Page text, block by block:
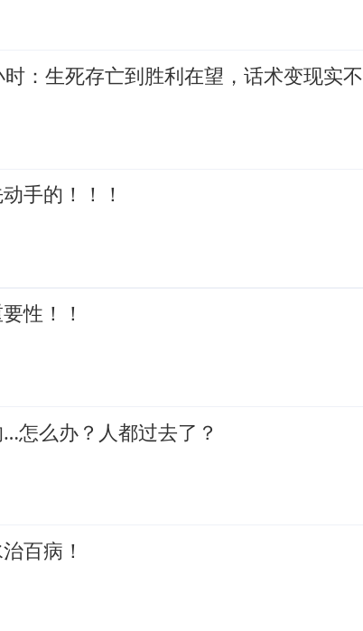
：生死存亡到胜利在望，话术变现实不
手的！！！
性！！
怎么办？人都过去了？
百病！